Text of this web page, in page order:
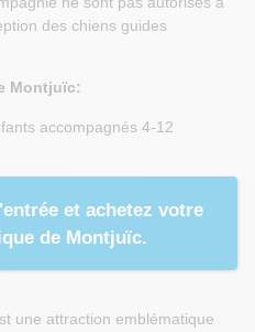
des chiens guides
Montjuïc:
accompagnés 4-12
et achetez votre
de Montjuïc.
une attraction emblématique